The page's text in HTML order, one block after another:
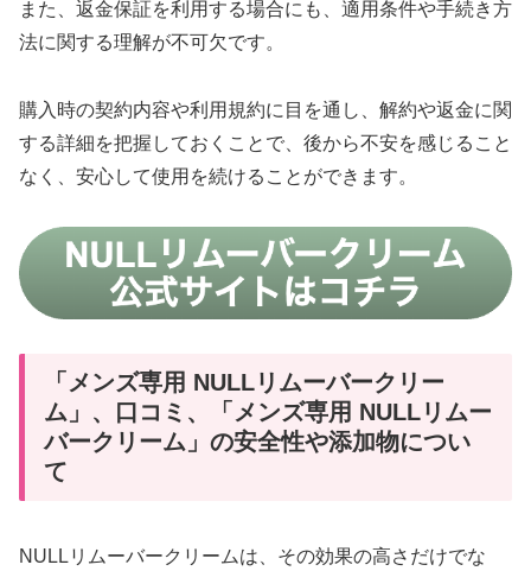
また、返金保証を利用する場合にも、適用条件や手続き方
法に関する理解が不可欠です。
購入時の契約内容や利用規約に目を通し、解約や返金に関
する詳細を把握しておくことで、後から不安を感じること
なく、安心して使用を続けることができます。
「メンズ専用 NULLリムーバークリー
ム」、口コミ、「メンズ専用 NULLリムー
バークリーム」の安全性や添加物につい
て
NULLリムーバークリームは、その効果の高さだけでな